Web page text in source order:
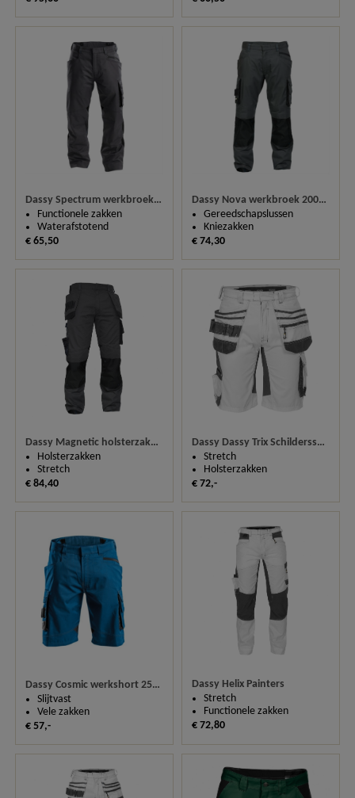
Dassy Spectrum werkbroek 200892
Functionele zakken
Waterafstotend
€ 65,50
Dassy Nova werkbroek 200846
Gereedschapslussen
Kniezakken
€ 74,30
Dassy Magnetic holsterzakkenbroek met kniezakken
Holsterzakken
Stretch
€ 84,40
Dassy Dassy Trix Schildersshort
Stretch
Holsterzakken
€ 72,-
Dassy Cosmic werkshort 250067
Slijtvast
Vele zakken
€ 57,-
Dassy Helix Painters
Stretch
Functionele zakken
€ 72,80